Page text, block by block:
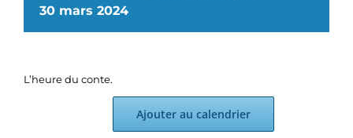
30 mars 2024
L’heure du conte.
Ajouter au calendrier